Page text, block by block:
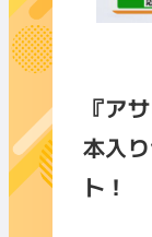
『ア
本入
ト！